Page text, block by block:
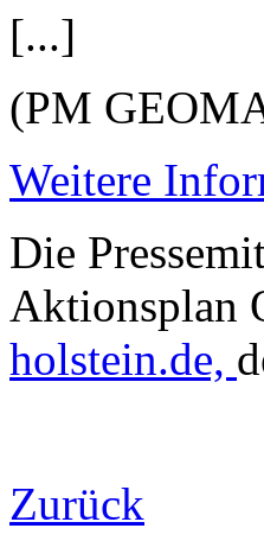
[...]
(PM
Weitere
Die
Aktionsplan
holstein.de,
Zurück